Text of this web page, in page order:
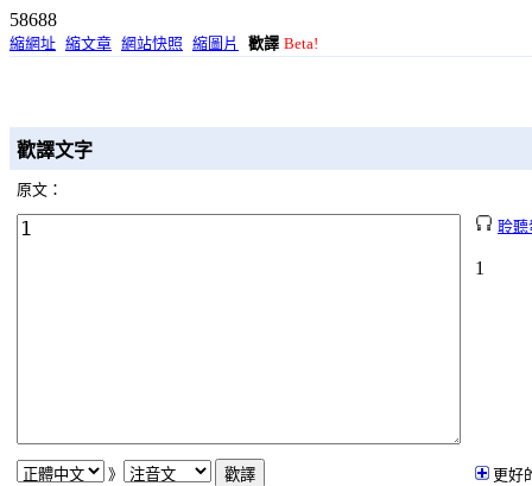
58688
縮網址 縮文章 網站快照 縮圖片 歡譯 Beta!
歡譯文字
原文：
聆聽
1
》 更好